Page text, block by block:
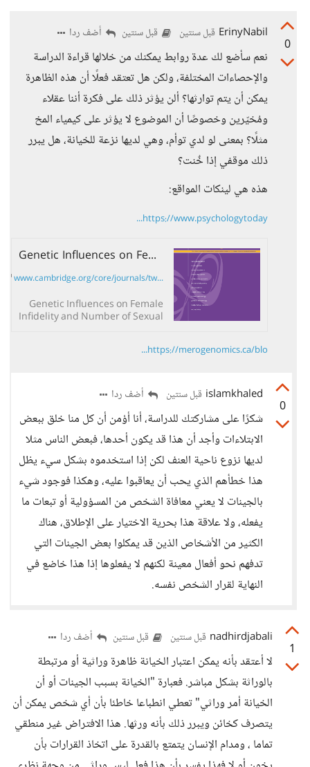
0
ErinyNabil قبل سنتين قبل سنتين أضف ردا
نعم سأضع لك عدة روابط يمكنك من خلالها قراءة الدراسة
والإحصاءات المختلفة، ولكن هل تعتقد فعلًا أن هذه الظاهرة
يمكن أن يتم توارثها؟ ألن يؤثر ذلك على فكرة أننا عقلاء
ومُخيّرين وخصوصًا أن الموضوع لا يؤثر على كيمياء المخ
مثلًا؟ بمعنى لو لدي توأم، وهي لديها نزعة للخيانة، هل يبرر
ذلك موقفي إذا خٌنت؟
هذه هي لينكات المواقع:
https://www.psychologytoday...
Genetic Influences on Female Infidelity and Number of Sexual Partners in Humans: A Linkage and Association Study of the Role of the Vasopressin Receptor Gene (AVPR1A) | Twin Research and Human Genetics | Cambridge Core
www.cambridge.org/core/journals/tw...
Genetic Influences on Female
Infidelity and Number of Sexual
and Association Study of the
Role of the Vasopressinhttps://merogenomics.ca/blo...
0
islamkhaled قبل سنتين أضف ردا
شكرًا على مشاركتك للدراسة، أنا أؤمن أن كل منا خلق ببعض
الابتلاءات وأجد أن هذا قد يكون أحدها، فبعض الناس مثلا
لديها نزوع ناحية العنف لكن إذا استخدموه بشكل سيء يظل
هذا خطأهم الذي يحب أن يعاقبوا عليه، وهكذا فوجود شيء
بالجينات لا يعني معافاة الشخص من المسؤولية أو تبعات ما
يفعله، ولا علاقة هذا بحرية الاختيار على الإطلاق، هناك
الكثير من الأشخاص الذين قد يمكلوا بعض الجينات التي
تدفهم نحو أفعال معينة لكنهم لا يفعلوها إذا هذا خاضع في
النهاية لقرار الشخص نفسه.
1
nadhirdjabali قبل سنتين قبل سنتين أضف ردا
لا أعتقد بأنه يمكن اعتبار الخيانة ظاهرة وراثية أو مرتبطة
بالوراثة بشكل مباشر. فعبارة "الخيانة بسبب الجينات أو أن
الخيانة أمر وراثي" تعطي انطباعا خاطئا بأن أي شخص يمكن أن
يتصرف كخائن ويبرر ذلك بأنه ورثها. هذا الافتراض غير منطقي
تماما ، ومدام الإنسان يتمتع بالقدرة على اتخاذ القرارات بأن